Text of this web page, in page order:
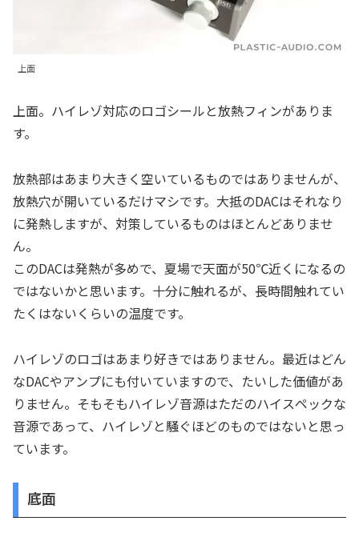
上面
上面。ハイレゾ対応のロゴシールと放熱フィンがありま
す。
放熱部はあまり大きく空いているものではありませんが、
放熱穴が開いているだけマシです。大抵のDACはそれなり
に発熱しますが、対策しているものはほとんどありませ
ん。
このDACは発熱が多めで、夏場で天面が50℃近くになるの
ではないかと思います。十分に触れるが、長時間触れてい
たくはないくらいの温度です。
ハイレゾのロゴはあまり好きではありません。最近はどん
なDACやアンプにも付いていますので、たいした価値があ
りません。そもそもハイレゾ音源はただのハイスペックな
音源であって、ハイレゾと騒ぐほどのものではないと思っ
ています。
底面